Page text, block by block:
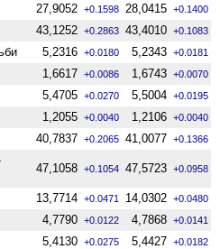
27,9052 +0.1598 28,0415 +0.1400
43,1252 +0.2863 43,4010 +0.1083
5,2316 +0.0180 5,2343 +0.0181
1,6617 +0.0086 1,6743 +0.0070
5,4705 +0.0270 5,5004 +0.0195
1,2055 +0.0040 1,2106 +0.0040
40,7837 +0.2065 41,0077 +0.1366
47,1058 +0.1054 47,5723 +0.0958
13,7714 +0.0471 14,0302 +0.0480
4,7790 +0.0122 4,7868 +0.0141
5,4130 +0.0275 5,4427 +0.0182